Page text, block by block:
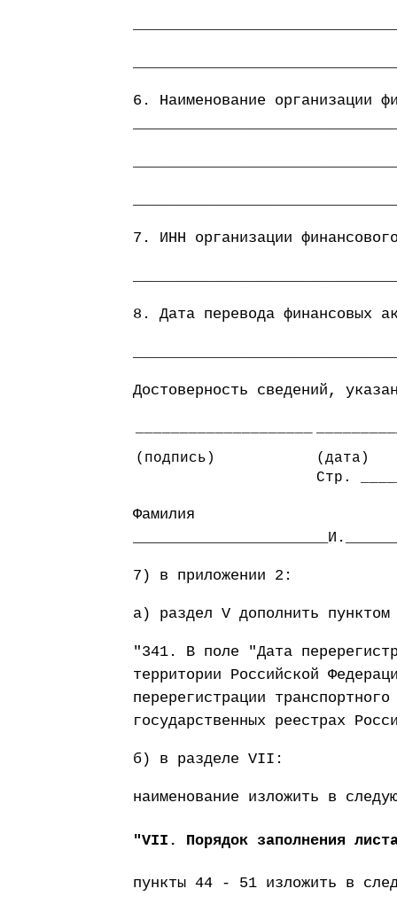
6. Наименование организации
7. ИНН организации
8. Дата перевода финансовых
Достоверность сведений,
(подпись)
(дата)
Стр.
Фамилия
7) в приложении 2:
а) раздел V дополнить
"341. В поле "Дата
территории Российской
перерегистрации
государственных реестрах
б) в разделе VII:
наименование изложить в
"VII. Порядок заполнения
пункты 44 - 51 изложить в